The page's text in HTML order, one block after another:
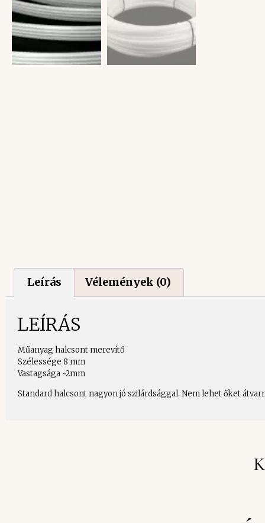
Leírás Vélemények (0)
LEÍRÁS
Műanyag halcsont merevítő
Szélessége 8 mm
Vastagsága ~2mm
Standard halcsont nagyon jó szilárdsággal. Nem lehet őket